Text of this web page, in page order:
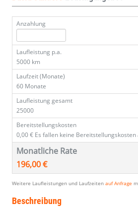
Anzahlung
Laufleistung p.a.
5000 km
Laufzeit (Monate)
60 Monate
Laufleistung gesamt
25000
Bereitstellungskosten
0,00 € Es fallen keine Bereitstellungskosten
Monatliche Rate
196,00 €
Weitere Laufleistungen und Laufzeiten auf Anfrage
Beschreibung